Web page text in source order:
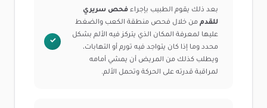
بعد ذلك يقوم الطبيب بإجراء فحص سريري
للقدم من خلال فحص منطقة الكعب والضغط
عليها لمعرفة المكان الذي يتركز فيه الألم بشكل
محدد وما إذا كان يتواجد فيه تورم أو التهابات،
ويطلب كذلك من المريض أن يمشي أمامه
لمراقبة قدرته على الحركة وتحمل الألم.